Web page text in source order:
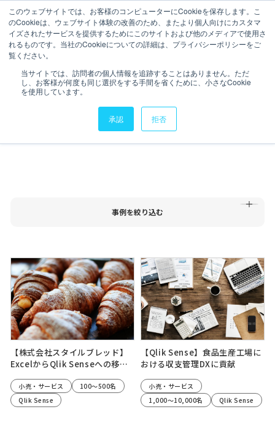
このウェブサイトでは、お客様のコンピューターにCookieを保存します。こ
のCookieは、ウェブサイト体験の改善のため、またより個人向けにカスタマ
イズされたサービスを提供するためにこのサイトおよび他のメディアで使用さ
れるものです。当社のCookieについての詳細は、プライバシーポリシーをご
覧ください。
当サイトでは、訪問者の個人情報を追跡することはありません。ただ
し、お客様が何度も同じ選択をする手間を省くために、小さなCookie
を使用しています。
承認 拒否
会社情報
サービス
採用情報
ナレッジライブラリー
会社情報
ニュース
採用情報
ナレッジライブラリー
実績・導入事例
実績・導入事例
サービス 企業規模
広告効果 リーチ最大化 データ基盤 DOOH 在庫削減
機械学習 デザインカスタマイズ 顧客のランク化 顧客データ分析
自動化 脱Excel 直感的UI 業界独自 工場DX AI
外部情報調査 地域DX 勤怠データ 処理速度向上 内製化
レポート抽出 データ活用シュミレーション データ人材育成
センサーデータ スマートシティ サービス制作支援 コスト削減
オンライン配信 UI構築 PoC
事例を絞り込む
【株式会社スタイルブレッド】
ExcelからQlik Senseへの移行
育成を促進
小売・サービス
100～500名
Qlik Sense
【Qlik Sense】食品生産工場に
おける収支管理DXに貢献
小売・サービス
1,000～10,000名
Qlik Sense